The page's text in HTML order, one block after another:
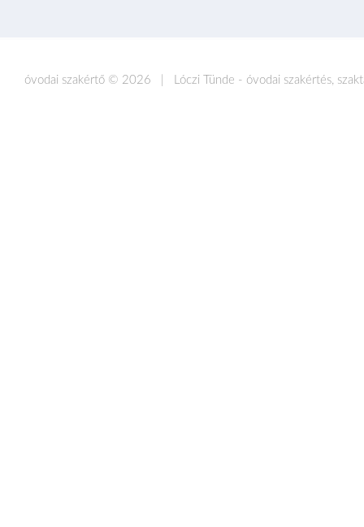
óvodai szakértő © 2026 | Lóczi Tünde - óvodai szakértés,